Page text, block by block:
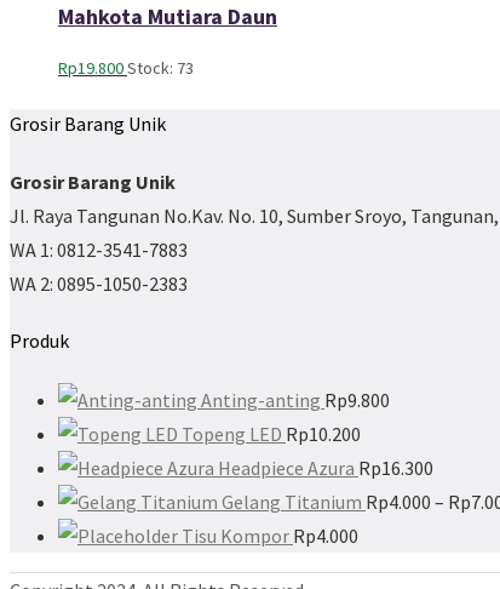
Mahkota Mutiara Daun
Rp19.800Stock: 73
Grosir Barang Unik
Grosir Barang Unik
Jl. Raya Tangunan No.Kav. No. 10, Sumber Sroyo,
WA 1: 0812-3541-7883
WA 2: 0895-1050-2383
Produk
Anting-anting Rp9.800
Topeng LED Rp10.200
Headpiece Azura Rp16.300
Gelang Titanium Rp4.000 – Rp
Tisu Kompor Rp4.000